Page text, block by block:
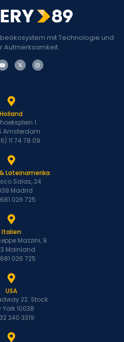
mit Technologie und
Aufmerksamkeit.
Holland
1
Amsterdam
11 74 78 09
Lateinamerika
Salas, 24
Madrid
026 725
Italien
Mazzini, 9
Mainland
026 725
USA
22. Stock
York 10038
240 3319